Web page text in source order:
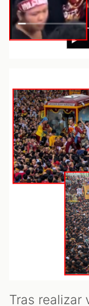
Tras realizar